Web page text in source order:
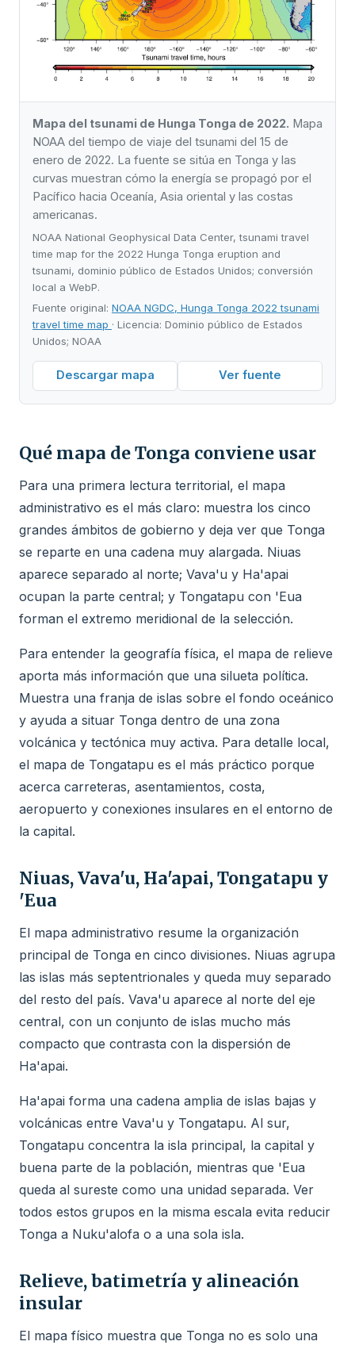
Mapa del tsunami de Hunga Tonga de 2022. Mapa
NOAA del tiempo de viaje del tsunami del 15 de
enero de 2022. La fuente se sitúa en Tonga y las
curvas muestran cómo la energía se propagó por el
Pacífico hacia Oceanía, Asia oriental y las costas
americanas.
NOAA National Geophysical Data Center, tsunami travel
time map for the 2022 Hunga Tonga eruption and
tsunami, dominio público de Estados Unidos; conversión
local a WebP.
Fuente original: NOAA NGDC, Hunga Tonga 2022 tsunami
travel time map · Licencia: Dominio público de Estados
Unidos; NOAA
Descargar mapa Ver fuente
Qué mapa de Tonga conviene usar
Para una primera lectura territorial, el mapa
administrativo es el más claro: muestra los cinco
grandes ámbitos de gobierno y deja ver que Tonga
se reparte en una cadena muy alargada. Niuas
aparece separado al norte; Vava'u y Ha'apai
ocupan la parte central; y Tongatapu con 'Eua
forman el extremo meridional de la selección.
Para entender la geografía física, el mapa de relieve
aporta más información que una silueta política.
Muestra una franja de islas sobre el fondo oceánico
y ayuda a situar Tonga dentro de una zona
volcánica y tectónica muy activa. Para detalle local,
el mapa de Tongatapu es el más práctico porque
acerca carreteras, asentamientos, costa,
aeropuerto y conexiones insulares en el entorno de
la capital.
Niuas, Vava'u, Ha'apai, Tongatapu y
'Eua
El mapa administrativo resume la organización
principal de Tonga en cinco divisiones. Niuas agrupa
las islas más septentrionales y queda muy separado
del resto del país. Vava'u aparece al norte del eje
central, con un conjunto de islas mucho más
compacto que contrasta con la dispersión de
Ha'apai.
Ha'apai forma una cadena amplia de islas bajas y
volcánicas entre Vava'u y Tongatapu. Al sur,
Tongatapu concentra la isla principal, la capital y
buena parte de la población, mientras que 'Eua
queda al sureste como una unidad separada. Ver
todos estos grupos en la misma escala evita reducir
Tonga a Nuku'alofa o a una sola isla.
Relieve, batimetría y alineación
insular
El mapa físico muestra que Tonga no es solo una